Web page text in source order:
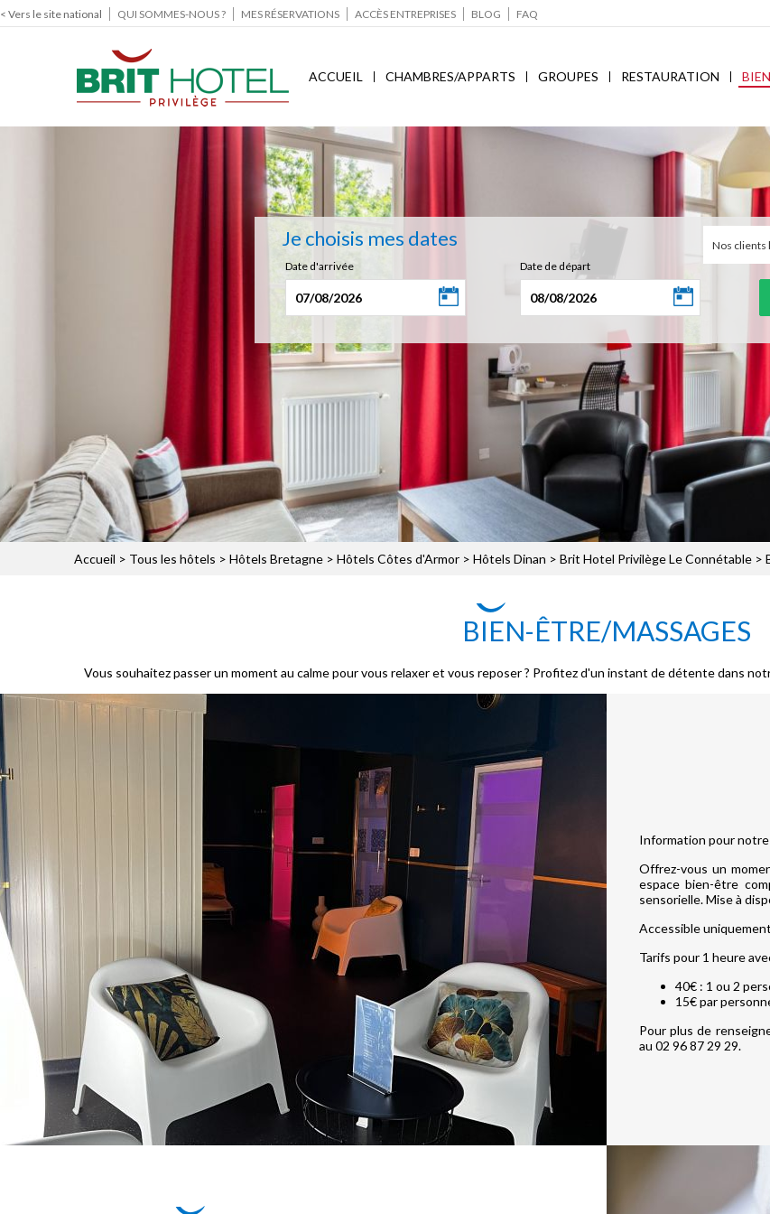
< Vers le site national QUI SOMMES-NOUS ? MES RÉSERVATIONS ACCÈS ENTREPRISES BLOG FAQ
ACCUEIL CHAMBRES/APPARTS GROUPES RESTAURATION
Je choisis mes dates Nos clients
Date d'arrivée
Date de départ
Accueil > Tous les hôtels > Hôtels Bretagne > Hôtels Côtes d'Armor > Hôtels Dinan > Brit Hotel Privilège Le Connétable >
BIEN-ÊTRE/MASSAGES
Vous souhaitez passer un moment au calme pour vous relaxer et vous reposer ? Profitez d'un instant de détente dans
Information pour
Offrez-vous un
espace bien-être
sensorielle. Mise à
Accessible
Tarifs pour 1 heure
40€ : 1 ou 2
15€ par
Pour plus de
au 02 96 87 29 29.